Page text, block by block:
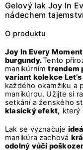
Gelový lak Joy In
nádechem
O produktu
Joy In Every
burgundy.Tento
manikúrnímtrendem
variant kolekce
každého okamžiku a
manikúrou. Užijte si
setkání a ženského
klasický efekt, který
Lak se vyznačuje
manikúra zachová
odolný vůči